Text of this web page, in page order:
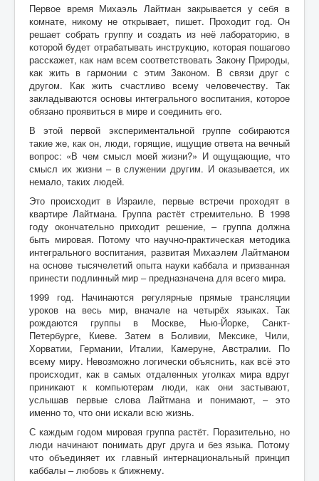
Первое время Михаэль Лайтман закрывается у себя в
комнате, никому не открывает, пишет. Проходит год. Он
решает собрать группу и создать из неё лабораторию, в
которой будет отрабатывать инструкцию, которая пошагово
расскажет, как нам всем соответствовать Закону Природы,
как жить в гармонии с этим Законом. В связи друг с
другом. Как жить счастливо всему человечеству. Так
закладываются основы интегрального воспитания, которое
обязано проявиться в мире и соединить его.
В этой первой экспериментальной группе собираются
такие же, как он, люди, горящие, ищущие ответа на вечный
вопрос: «В чем смысл моей жизни?» И ощущающие, что
смысл их жизни – в служении другим. И оказывается, их
немало, таких людей.
Это происходит в Израиле, первые встречи проходят в
квартире Лайтмана. Группа растёт стремительно. В 1998
году окончательно приходит решение, – группа должна
быть мировая. Потому что научно-практическая методика
интегрального воспитания, развитая Михаэлем Лайтманом
на основе тысячелетий опыта науки каббала и призванная
принести подлинный мир – предназначена для всего мира.
1999 год. Начинаются регулярные прямые трансляции
уроков на весь мир, вначале на четырёх языках. Так
рождаются группы в Москве, Нью-Йорке, Санкт-
Петербурге, Киеве. Затем в Боливии, Мексике, Чили,
Хорватии, Германии, Италии, Камеруне, Австралии. По
всему миру. Невозможно логически объяснить, как всё это
происходит, как в самых отдаленных уголках мира вдруг
приникают к компьютерам люди, как они застывают,
услышав первые слова Лайтмана и понимают, – это
именно то, что они искали всю жизнь.
С каждым годом мировая группа растёт. Поразительно, но
люди начинают понимать друг друга и без языка. Потому
что объединяет их главный интернациональный принцип
каббалы – любовь к ближнему.